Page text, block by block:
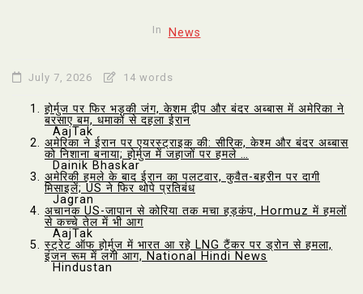
In News
July 7, 2026 14 words
होर्मुज पर फिर भड़की जंग, केशम द्वीप और बंदर अब्बास में अमेरिका ने
बरसाए बम, धमाकों से दहला ईरान
AajTak
अमेरिका ने ईरान पर एयरस्ट्राइक की: सीरिक, केश्म और बंदर अब्बास
को निशाना बनाया; होर्मुज में जहाजों पर हमले …
Dainik Bhaskar
अमेरिकी हमले के बाद ईरान का पलटवार, कुवैत-बहरीन पर दागी
मिसाइलें; US ने फिर थोपे प्रतिबंध
Jagran
अचानक US-जापान से कोरिया तक मचा हड़कंप, Hormuz में हमलों
से कच्चे तेल में भी आग
AajTak
स्ट्रेट ऑफ होर्मुज में भारत आ रहे LNG टैंकर पर ड्रोन से हमला,
इंजन रूम में लगी आग, National Hindi News
Hindustan